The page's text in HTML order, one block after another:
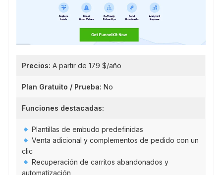
Precios: A partir de 179 $/año
Plan Gratuito / Prueba: No
Funciones destacadas:
Plantillas de embudo predefinidas
Venta adicional y complementos de pedido con un
clic
Recuperación de carritos abandonados y
automatización